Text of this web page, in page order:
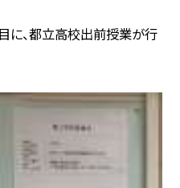
に、都立高校出前授業が行